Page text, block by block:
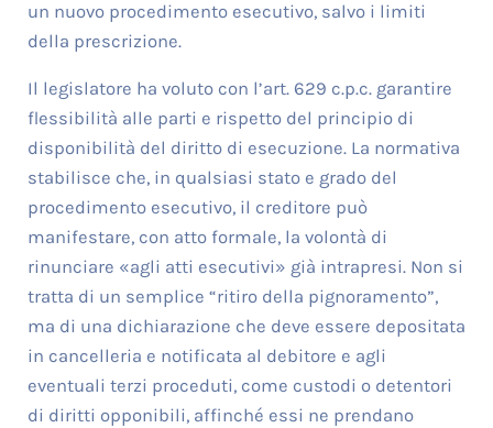
un nuovo procedimento esecutivo, salvo i limiti
della prescrizione.
Il legislatore ha voluto con l’art. 629 c.p.c. garantire
flessibilità alle parti e rispetto del principio di
disponibilità del diritto di esecuzione. La normativa
stabilisce che, in qualsiasi stato e grado del
procedimento esecutivo, il creditore può
manifestare, con atto formale, la volontà di
rinunciare «agli atti esecutivi» già intrapresi. Non si
tratta di un semplice “ritiro della pignoramento”,
ma di una dichiarazione che deve essere depositata
in cancelleria e notificata al debitore e agli
eventuali terzi proceduti, come custodi o detentori
di diritti opponibili, affinché essi ne prendano